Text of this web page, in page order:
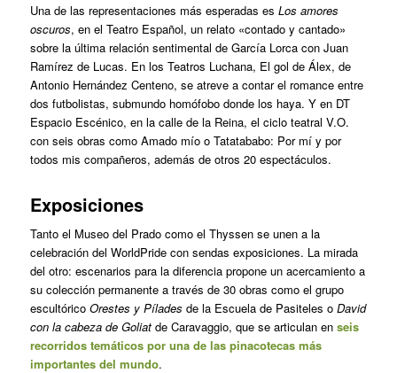
Una de las representaciones más esperadas es Los amores
oscuros, en el Teatro Español, un relato «contado y cantado»
sobre la última relación sentimental de García Lorca con Juan
Ramírez de Lucas. En los Teatros Luchana, El gol de Álex, de
Antonio Hernández Centeno, se atreve a contar el romance entre
dos futbolistas, submundo homófobo donde los haya. Y en DT
Espacio Escénico, en la calle de la Reina, el ciclo teatral V.O.
con seis obras como Amado mío o Tatatababo: Por mí y por
todos mis compañeros, además de otros 20 espectáculos.
Exposiciones
Tanto el Museo del Prado como el Thyssen se unen a la
celebración del WorldPride con sendas exposiciones. La mirada
del otro: escenarios para la diferencia propone un acercamiento a
su colección permanente a través de 30 obras como el grupo
escultórico Orestes y Pílades de la Escuela de Pasiteles o David
con la cabeza de Goliatde Caravaggio, que se articulan en seis
recorridos temáticos por una de las pinacotecas más
importantes del mundo.